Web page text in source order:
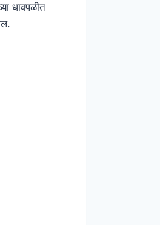
धावपळीत